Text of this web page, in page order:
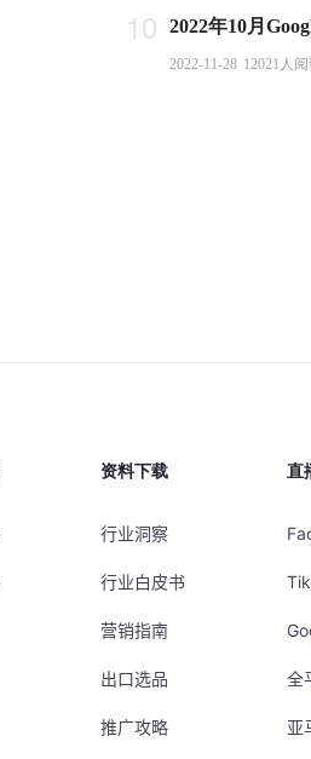
10 2022年10月
2022-11-28 12021 人
资料下载
行业洞察
行业白皮书
营销指南
出口选品
推广攻略
直
全
亚